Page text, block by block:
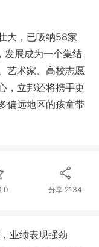
，已吸纳58家
发展成为一个集结
艺术家、高校志愿
，立邦还将携手更
偏远地区的孩童带
0 分享 2134
业绩表现强劲